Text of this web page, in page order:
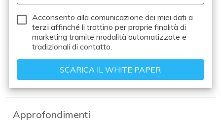
Acconsento alla comunicazione dei miei dati a
terzi affinché li trattino per proprie finalità di
marketing tramite modalità automatizzate e
tradizionali di contatto.
Approfondimenti